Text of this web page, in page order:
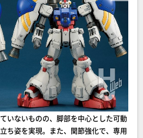
いないものの、脚部を中心とした可動
ち姿を実現。また、関節強化で、専用